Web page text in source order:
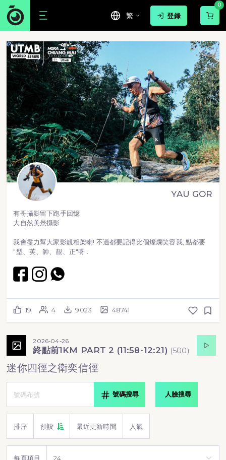
繁 登錄
0
YAU GOR
有哥攝影留下跑手回憶
大自然美景攝影
我會盡力幫大家影靚相架喇! 不過都要記得比個燦爛笑容我, 點都要
"型、英、帥、靚、正"呀 .
19 4 9023 48741
2026-04-26
終點前1KM PART 2 (11:58-12:21) (500)
迷你四徑之衛奕信徑
號碼搜尋 人臉搜尋
排序 預設 最近更新時間 人氣
每頁項目